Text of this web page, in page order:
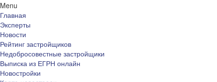
Menu
Главная
Эксперты
Новости
Рейтинг застройщиков
Недобросовестные застройщики
Выписка из ЕГРН онлайн
Новостройки